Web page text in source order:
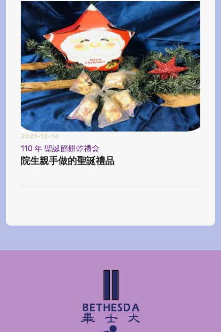
2021-12-14
110 年 聖誕節餅乾禮盒
院生親手做的聖誕禮品